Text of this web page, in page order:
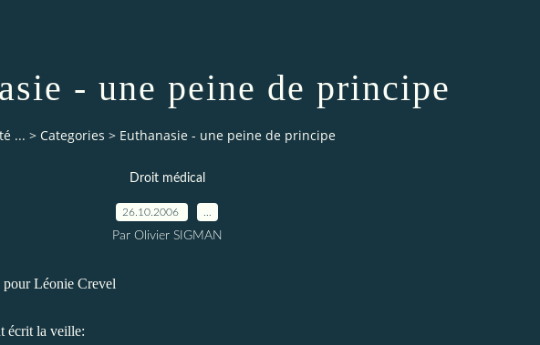
- une peine de principe
... > Categories > Euthanasie - une peine de principe
Droit médical
26.10.2006
Par Olivier SIGMAN
pour Léonie Crevel
écrit la veille: